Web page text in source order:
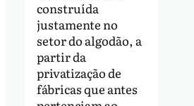
construída
justamente no
setor do algodão, a
partir da
privatização de
fábricas que antes